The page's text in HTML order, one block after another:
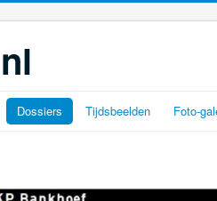
Dossiers Tijdsbeelden Foto-